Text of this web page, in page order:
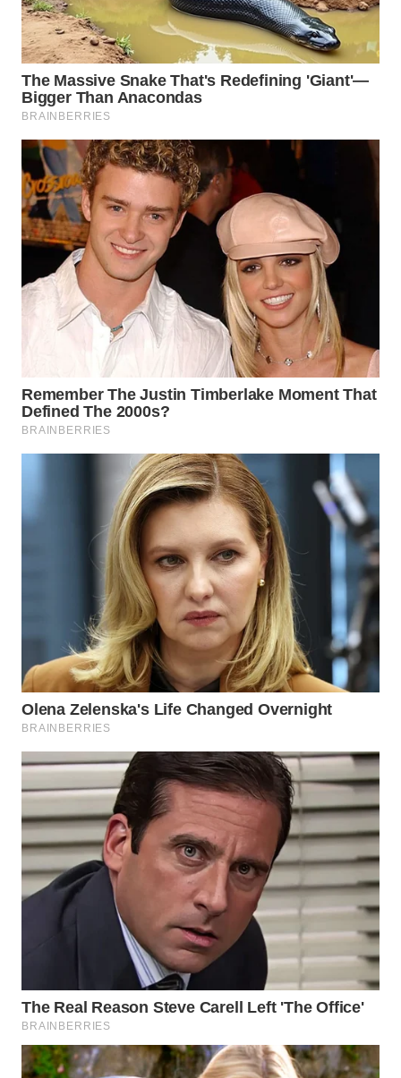
WN
INDRAMAYU
WN
KUNINGAN
WN
MAJALENGKA
WN
SUBANG
SUKABUMI
PURWAKARTA
WN
PRIANGAN
SEMARANG
WN
BOROBUDUR
WN
MADURA
WN
WN
NATUNA
WN
MANDALIKA
WN
LIKUPANG